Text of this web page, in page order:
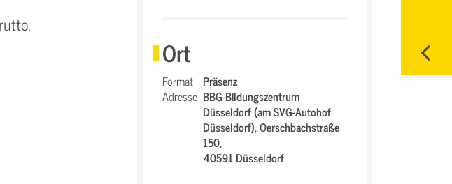
Ort
Format Präsenz
Adresse BBG-Bildungszentrum
Düsseldorf (am SVG-Autohof
Düsseldorf),Oerschbachstraße
150,
40591 Düsseldorf